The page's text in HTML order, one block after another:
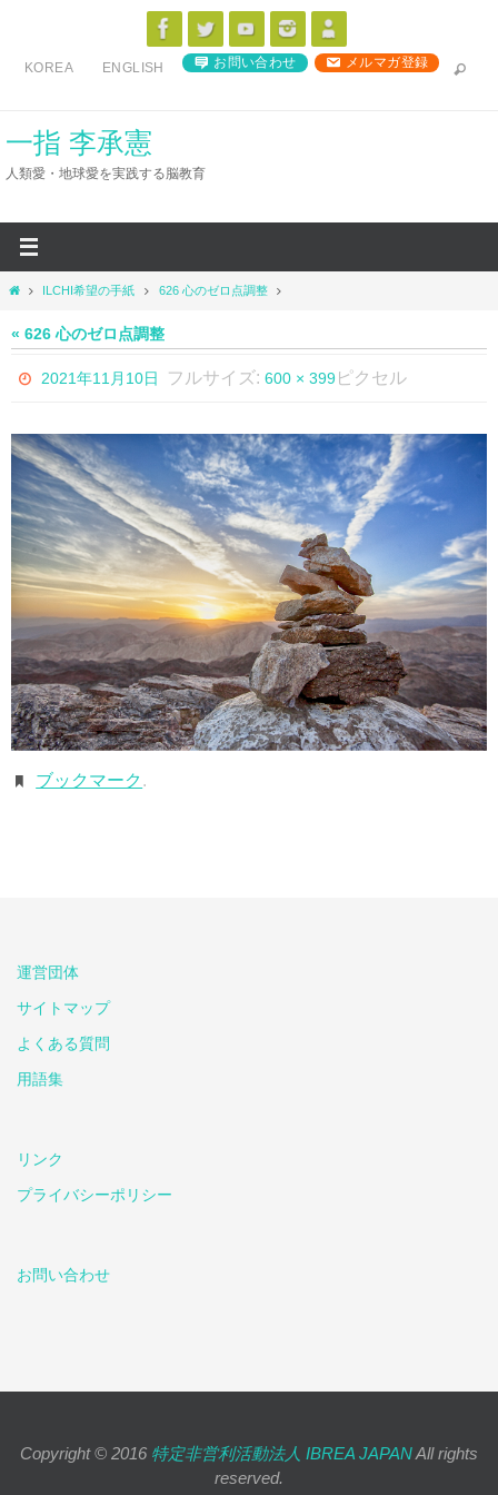
ス
KOREA ENGLISH お問い合わせ メルマガ登録
一指 李承憲
人類愛・地球愛を実践する脳教育
ホ
ム
ILCHI希望の手紙 626 心のゼロ点調整
« 626 心のゼロ点調整
2021年11月10日 フルサイズ:600 × 399ピクセル
ブックマーク .
運営団体
サイトマップ
よくある質問
用語集
リンク
プライバシーポリシー
お問い合わせ
Copyright © 2016 特定非営利活動法人 IBREA JAPANAll rights
reserved.